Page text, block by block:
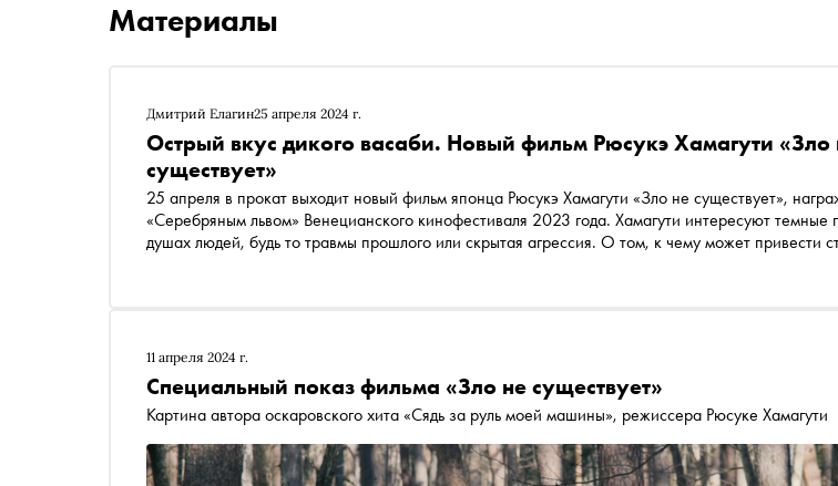
Материалы
Дмитрий Елагин25 апреля 2024 г.
Острый вкус дикого васаби. Новый фильм Рюсукэ Хамагути «Зло
существует»
25 апреля в прокат выходит новый фильм японца Рюсукэ Хамагути «Зло не существует»,
«Серебряным львом» Венецианского кинофестиваля 2023 года. Хамагути интересуют темные
душах людей, будь то травмы прошлого или скрытая агрессия. О том, к чему может привести
11 апреля 2024 г.
Специальный показ фильма «Зло не существует»
Картина автора оскаровского хита «Сядь за руль моей машины», режиссера Рюсуке Хамагути